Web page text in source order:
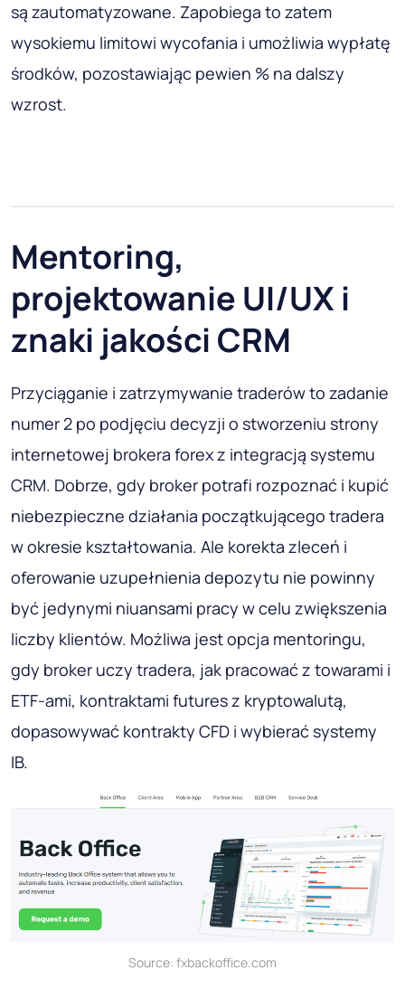
są zautomatyzowane. Zapobiega to zatem
wysokiemu limitowi wycofania i umożliwia wypłatę
środków, pozostawiając pewien % na dalszy
wzrost.
Mentoring,
projektowanie UI/UX i
znaki jakości CRM
Przyciąganie i zatrzymywanie traderów to zadanie
numer 2 po podjęciu decyzji o stworzeniu strony
internetowej brokera forex z integracją systemu
CRM. Dobrze, gdy broker potrafi rozpoznać i kupić
niebezpieczne działania początkującego tradera
w okresie kształtowania. Ale korekta zleceń i
oferowanie uzupełnienia depozytu nie powinny
być jedynymi niuansami pracy w celu zwiększenia
liczby klientów. Możliwa jest opcja mentoringu,
gdy broker uczy tradera, jak pracować z towarami i
ETF-ami, kontraktami futures z kryptowalutą,
dopasowywać kontrakty CFD i wybierać systemy
IB.
Source: fxbackoffice.com